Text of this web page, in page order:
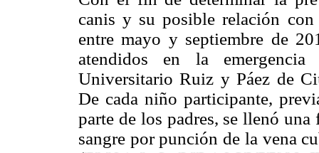
canis y su posible relación
entre mayo y septiembre de
atendidos en la
Universitario Ruiz y Páez de
De cada niño participante,
parte de los padres, se llenó
sangre por punción de la vena